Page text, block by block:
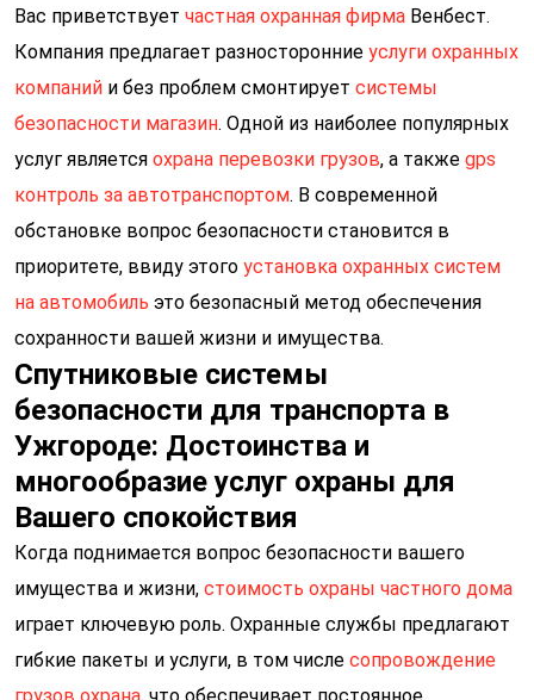
Вас приветствует частная охранная фирма Венбест.
Компания предлагает разносторонние услуги охранных
компаний и без проблем смонтирует системы
безопасности магазин. Одной из наиболее популярных
услуг является охрана перевозки грузов, а также gps
контроль за автотранспортом. В современной
обстановке вопрос безопасности становится в
приоритете, ввиду этого установка охранных систем
на автомобиль это безопасный метод обеспечения
сохранности вашей жизни и имущества.
Спутниковые системы
безопасности для транспорта в
Ужгороде: Достоинства и
многообразие услуг охраны для
Вашего спокойствия
Когда поднимается вопрос безопасности вашего
имущества и жизни, стоимость охраны частного дома
играет ключевую роль. Охранные службы предлагают
гибкие пакеты и услуги, в том числе сопровождение